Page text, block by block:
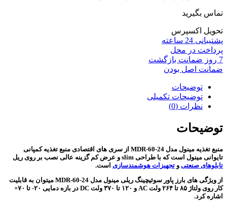
تماس بگیرید
تحویل اکسپرس
پشتیبانی 24 ساعته
پرداخت در محل
7 روز ضمانت بازگشت
ضمانت اصل بودن
توضیحات
توضیحات تکمیلی
نظرات (0)
توضیحات
منبع تغذیه مینول مدل MDR-60-24 از سری های اقتصادی منبع تغذیه کمپانی
تایوانی مینول است که با طراحی slim و عرض کم گزینه عالی نصب بر روی ریل
تابلوهای صنعتی و تجهیزات هوشمندسازی است.
از ویژگی های بارز پاور سوئیچینگ ریلی مینول مدل MDR-60-24 میتوان به قابلیت
کار روی ولتاژ ۸۵ تا ۲۶۴ ولت AC و ۱۲۰ تا ۳۷۰ ولت DC در بازه دمایی ۲۰- تا ۷۰+
اشاره کرد.